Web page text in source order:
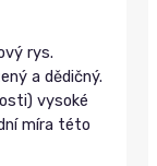
rys.
a dědičný.
vysoké
míra této